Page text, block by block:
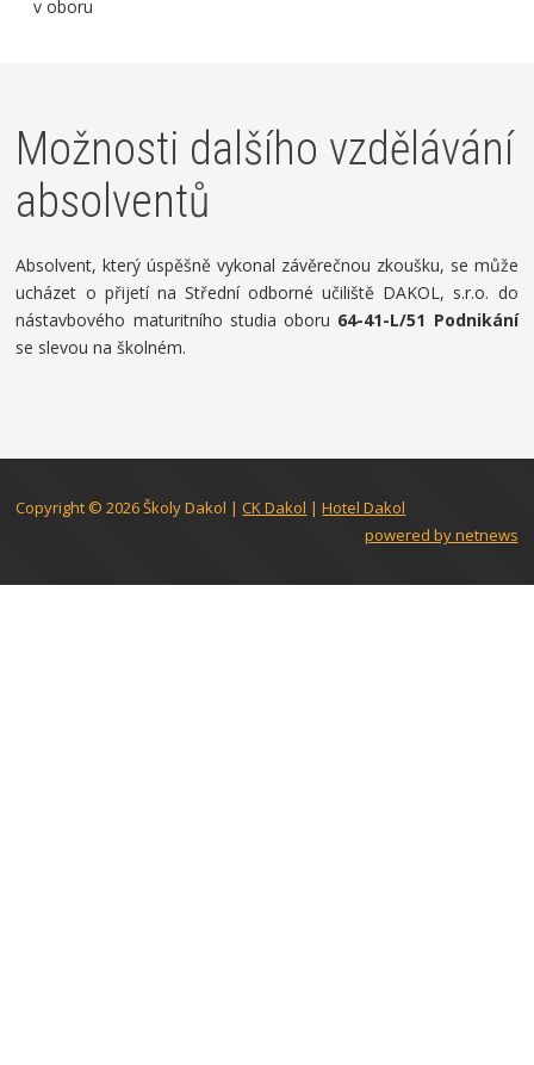
v oboru
Možnosti dalšího vzdělávání
absolventů
Absolvent, který úspěšně vykonal závěrečnou zkoušku, se může
ucházet o přijetí na Střední odborné učiliště DAKOL, s.r.o. do
nástavbového maturitního studia oboru 64-41-L/51 Podnikání
se slevou na školném.
Copyright © 2026Školy Dakol |CK Dakol |Hotel Dakol
powered by netnews